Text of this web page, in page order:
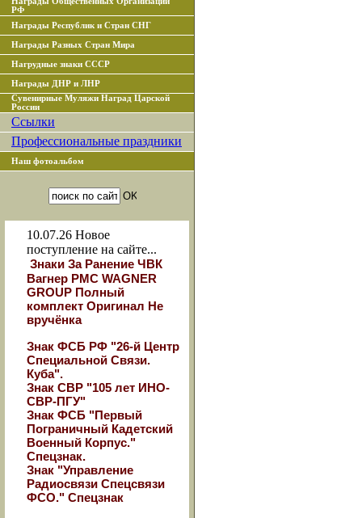
РФ
Награды Республик и Стран СНГ
Награды Разных Стран Мира
Нагрудные знаки СССР
Награды ДНР и ЛНР
Сувенирные Муляжи Наград Царской
России
Ссылки
Профессиональные праздники
Наш фотоальбом
10.07.26 Новое
поступление на сайте...
Знаки За Ранение ЧВК
Вагнер РМС WAGNER
GROUP Полный
комплект Оригинал Не
вручёнка
Знак ФСБ РФ "26-й Центр
Специальной Связи.
Куба".
Знак СВР "105 лет ИНО-
СВР-ПГУ"
Знак ФСБ "Первый
Пограничный Кадетский
Военный Корпус."
Спецзнак.
Знак "Управление
Радиосвязи Спецсвязи
ФСО." Спецзнак